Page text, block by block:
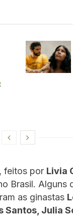
, feitos por Livia
Brasil. Alguns
as ginastas
Julia